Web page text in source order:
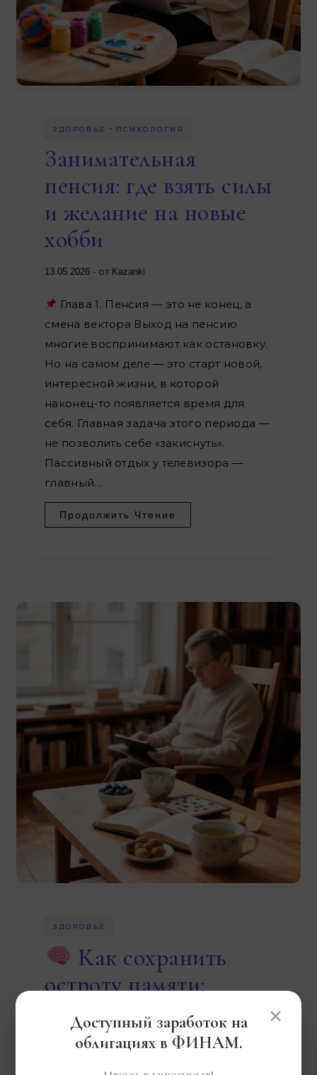
ЗДОРОВЬЕ - ПСИХОЛОГИЯ
Занимательная
пенсия: где взять силы
и желание на новые
хобби
13.05.2026 - от Kazanki
Глава 1. Пенсия — это не конец, а
смена вектора Выход на пенсию
многие воспринимают как остановку.
Но на самом деле — это старт новой,
интересной жизни, в которой
наконец-то появляется время для
себя. Главная задача этого периода —
не позволить себе «закиснуть».
Пассивный отдых у телевизора —
главный…
Продолжить Чтение
ЗДОРОВЬЕ
Как сохранить
остроту памяти:
тренировки и диета
13.05.2026 - отKazanki
×
Доступный заработок на
облигациях в ФИНАМ.